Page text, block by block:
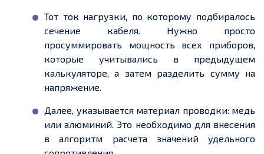
Тот ток нагрузки, по которому подбиралось
сечение кабеля. Нужно просто
просуммировать мощность всех приборов,
которые учитывались в предыдущем
калькуляторе, а затем разделить сумму на
напряжение.
Далее, указывается материал проводки: медь
или алюминий. Это необходимо для внесения
в алгоритм расчета значений удельного